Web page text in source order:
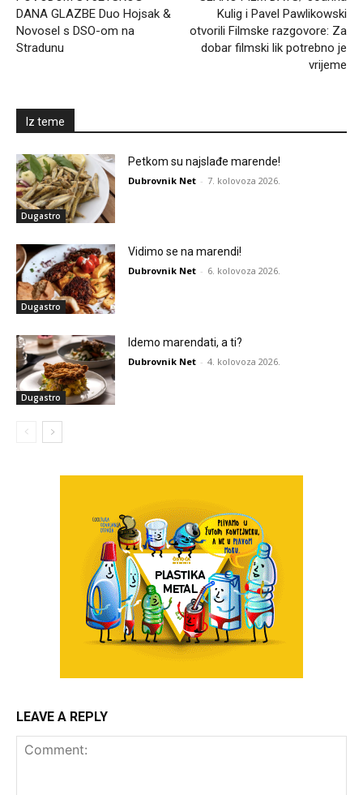
DANA GLAZBE Duo Hojsak &
Novosel s DSO-om na
Stradunu
Kulig i Pavel Pawlikowski
otvorili Filmske razgovore: Za
dobar filmski lik potrebno je
vrijeme
Iz teme
Dugastro
Petkom su najslađe marende!
Dubrovnik Net - 7. kolovoza 2026.
Dugastro
Vidimo se na marendi!
Dubrovnik Net - 6. kolovoza 2026.
Dugastro
Idemo marendati, a ti?
Dubrovnik Net - 4. kolovoza 2026.
LEAVE A REPLY